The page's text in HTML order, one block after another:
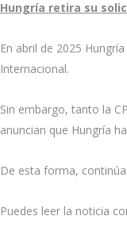
Hungría retira su
En abril de 2025
Internacional.
Sin embargo, tanto la
anuncian que Hungría
De esta forma,
Puedes leer la noticia